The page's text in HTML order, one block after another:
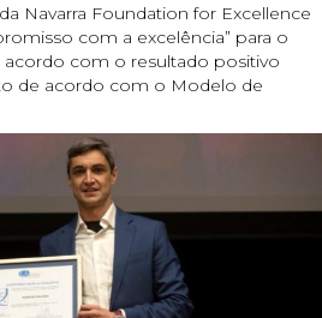
Navarra Foundation for Excellence
com a excelência” para o
com o resultado positivo
de acordo com o Modelo de